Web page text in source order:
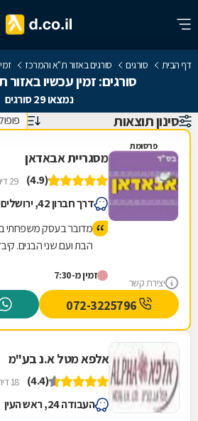
דף הבית סורגים סורגים באזור ת"א והמרכז
סורגים: זמין עכשיו
נמצאו 29 סורגים
סינון תוצאות
פרסומת
יצירת קשר
מסגריית אבאדאן
(4.9) 29 דירוגים
דרך חברון 42, ירושלים
מדובר בעסק משפחתי
הבת ועם שני הבנים.
תוך חצי שעה מוצר
טיב
עם מבחר ענק של רהיטי
חיוניים. החנות נמצצת
זמין מ-7:30
אלפא מטל א.נ בע"מ
(4.4) 18 דירוגים
העבודה 24, ראש העין